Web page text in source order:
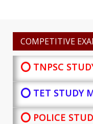
COMPETITIVE
⭕ TNPSC
⭕ TET STUDY
⭕ POLICE